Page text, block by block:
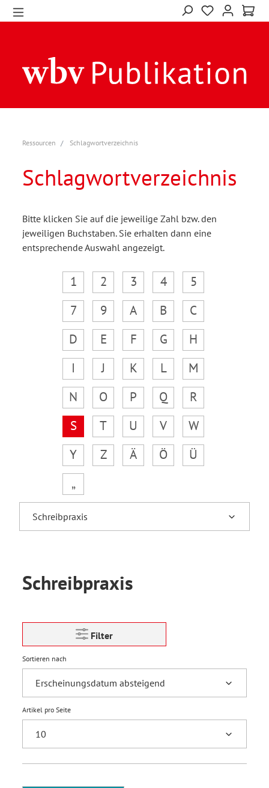
Ressourcen Schlagwortverzeichnis
Schlagwortverzeichnis
Bitte klicken Sie auf die jeweilige Zahl bzw. den
jeweiligen Buchstaben. Sie erhalten dann eine
entsprechende Auswahl angezeigt.
1 2 3 4
5
7
9 A B
C
D
E F G
H
I
J K L
M
N
O P Q
R
S
T U V
W
Y
Z Ä Ö
Ü
„
Schreibpraxis
Filter
Sortieren nach
Artikel pro Seite